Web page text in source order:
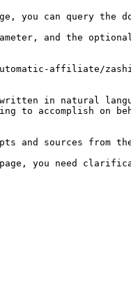
can query the
and the
affiliate/
in natural
to accomplish on
and sources from the
you need